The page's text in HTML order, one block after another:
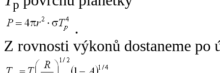
p
.
Z rovnosti výkonů dostaneme po